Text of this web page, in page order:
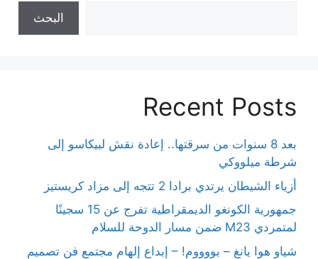
البحث
Recent Posts
بعد 8 سنوات من سرقتها.. إعادة نقش لبيكاسو إلى
شرطة ميلووكي
أزياء الشيطان يرتدي برادا 2 تتجه إلى مزاد كريستيز
جمهورية الكونغو الديمقراطية تفرج عن 15 سجينًا
لمتمردي M23 ضمن مسار الدوحة للسلام
شياو هوا يانغ – بووووم! – إبداع إلهام مجتمع فن تصميم